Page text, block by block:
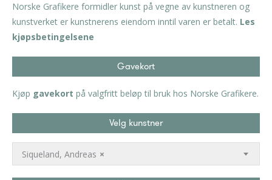
Norske Grafikere formidler kunst på vegne av kunstneren og
kunstverket er kunstnerens eiendom inntil varen er betalt. Les
kjøpsbetingelsene
Gavekort
Kjøp gavekort på valgfritt beløp til bruk hos Norske Grafikere.
Velg kunstner
×
Siqueland, Andreas